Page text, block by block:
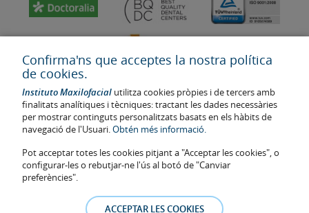
Última actualització: 2023
Num. d'autorització de centre sanitari: E08646940
La informació present a la web no reemplaça sinó complementa la
relació metge-pacient. En cas de dubte, consulti amb el metge de
referència. Les fotos i els testimonis dels pacients identificables que
Confirma'ns que acceptes la nostra política
de cookies.
Instituto Maxilofacial utilitza cookies pròpies i de tercers amb
finalitats analítiques i tècniques: tractant les dades necessàries
per mostrar continguts personalitzats basats en els hàbits de
navegació de l'Usuari.Obtén més informació.
Pot acceptar totes les cookies pitjant a "Acceptar les cookies", o
configurar-les o rebutjar-ne l'ús al botó de "Canviar
preferències".
ACCEPTAR LES COOKIES